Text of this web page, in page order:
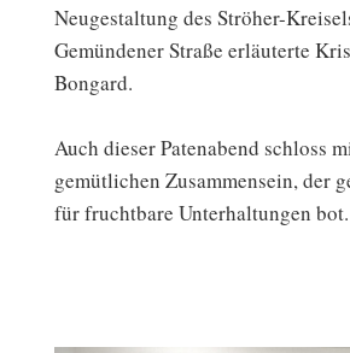
Neugestaltung des Ströher-
Gemündener Straße erläuterte
Bongard.
Auch dieser Patenabend schloss
gemütlichen Zusammensein, der
für fruchtbare Unterhaltungen bot.